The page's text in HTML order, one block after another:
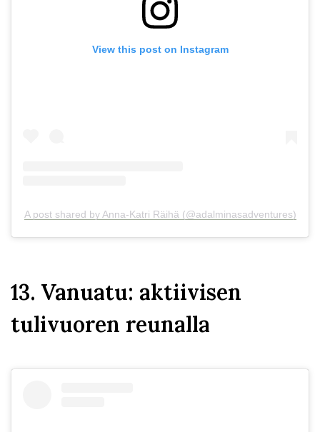
View this post on Instagram
A post shared by Anna-Katri Räihä (@adalminasadventures)
13. Vanuatu: aktiivisen
tulivuoren reunalla